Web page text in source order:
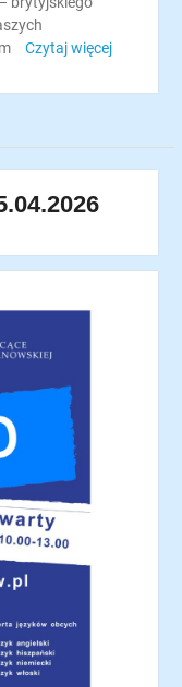
Czytaj więcej